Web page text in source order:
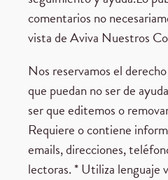
comentarios no
vista de Aviva Nuestros
Nos reservamos el
que puedan no ser de
ser que editemos o
Requiere o contiene
emails, direcciones,
lectoras. * Utiliza lenguaje